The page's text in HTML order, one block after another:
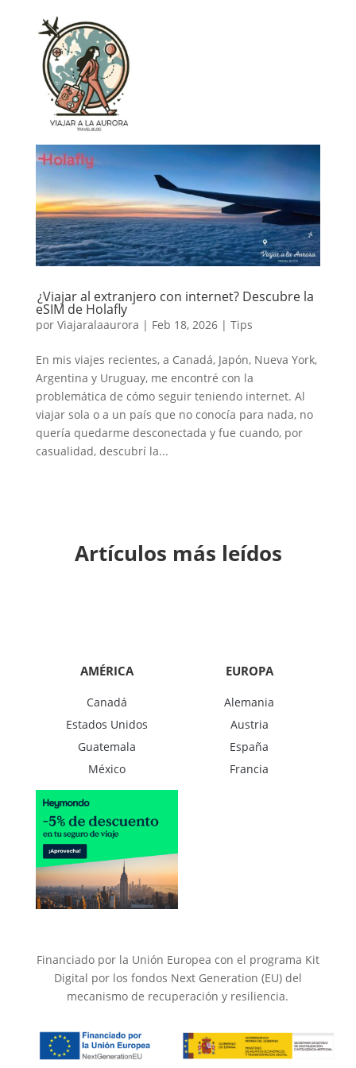
¿Viajar al extranjero con internet? Descubre la
eSIM de Holafly
por Viajaralaaurora | Feb 18, 2026| Tips
En mis viajes recientes, a Canadá, Japón, Nueva York,
Argentina y Uruguay, me encontré con la
problemática de cómo seguir teniendo internet. Al
viajar sola o a un país que no conocía para nada, no
quería quedarme desconectada y fue cuando, por
casualidad, descubrí la...
Artículos más leídos
AMÉRICA
Canadá
Estados Unidos
Guatemala
México
EUROPA
Alemania
Austria
España
Francia
Financiado por la Unión Europea con el programa Kit
Digital por los fondos Next Generation (EU) del
mecanismo de recuperación y resiliencia.